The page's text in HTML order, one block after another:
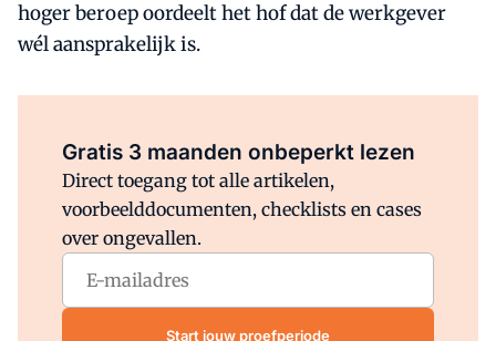
hoger beroep oordeelt het hof dat de werkgever
wél aansprakelijk is.
Gratis 3 maanden onbeperkt lezen
Direct toegang tot alle artikelen,
voorbeelddocumenten, checklists en cases
over ongevallen.
Start jouw proefperiode